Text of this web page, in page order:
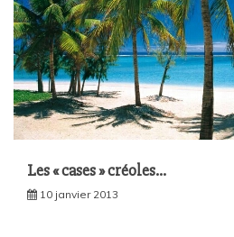
Les « cases » créoles…
10 janvier 2013